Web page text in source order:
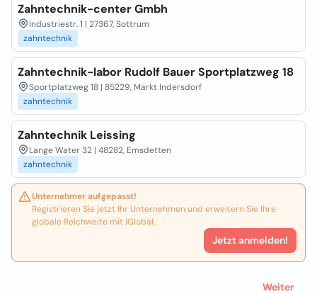
Zahntechnik-center Gmbh
Industriestr. 1 | 27367, Sottrum
zahntechnik
Zahntechnik-labor Rudolf Bauer Sportplatzweg 18
Sportplatzweg 18 | 85229, Markt Indersdorf
zahntechnik
Zahntechnik Leissing
Lange Water 32 | 48282, Emsdetten
zahntechnik
Unternehmer aufgepasst!
Registrieren Sie jetzt Ihr Unternehmen und erweitern Sie Ihre
globale Reichweite mit iGlobal.
Jetzt anmelden!
Weiter